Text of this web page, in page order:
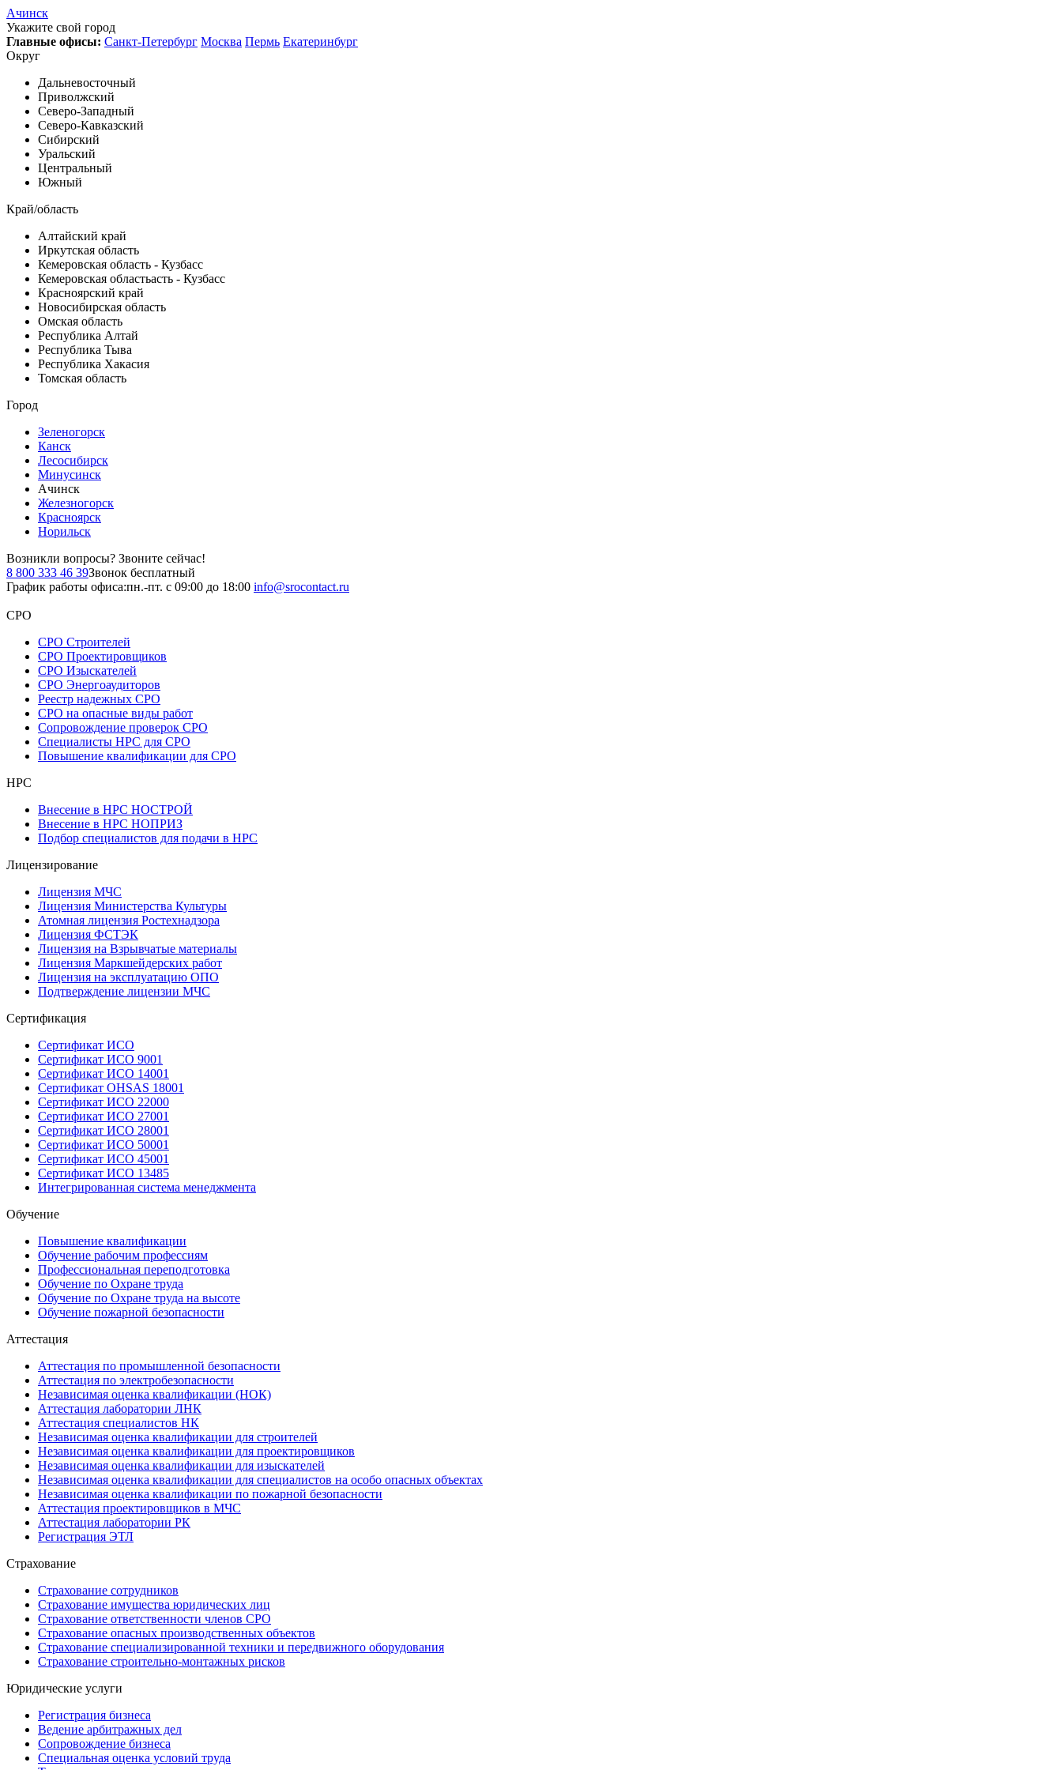
Ачинск
Укажите свой город
Главные офисы: Санкт-Петербург Москва Пермь Екатеринбург
Округ
Дальневосточный
Приволжский
Северо-Западный
Северо-Кавказский
Сибирский
Уральский
Центральный
Южный
Край/область
Алтайский край
Иркутская область
Кемеровская область - Кузбасс
Кемеровская областьасть - Кузбасс
Красноярский край
Новосибирская область
Омская область
Республика Алтай
Республика Тыва
Республика Хакасия
Томская область
Город
Зеленогорск
Канск
Лесосибирск
Минусинск
Ачинск
Железногорск
Красноярск
Норильск
Возникли вопросы? Звоните сейчас!
8 800 333 46 39Звонок бесплатный
График работы офиса:пн.-пт. с 09:00 до 18:00 info@srocontact.ru
СРО
СРО Строителей
СРО Проектировщиков
СРО Изыскателей
СРО Энергоаудиторов
Реестр надежных СРО
СРО на опасные виды работ
Сопровождение проверок СРО
Специалисты НРС для СРО
Повышение квалификации для СРО
НРС
Внесение в НРС НОСТРОЙ
Внесение в НРС НОПРИЗ
Подбор специалистов для подачи в НРС
Лицензирование
Лицензия МЧС
Лицензия Министерства Культуры
Атомная лицензия Ростехнадзора
Лицензия ФСТЭК
Лицензия на Взрывчатые материалы
Лицензия Маркшейдерских работ
Лицензия на эксплуатацию ОПО
Подтверждение лицензии МЧС
Сертификация
Сертификат ИСО
Сертификат ИСО 9001
Сертификат ИСО 14001
Сертификат OHSAS 18001
Сертификат ИСО 22000
Сертификат ИСО 27001
Сертификат ИСО 28001
Сертификат ИСО 50001
Сертификат ИСО 45001
Сертификат ИСО 13485
Интегрированная система менеджмента
Обучение
Повышение квалификации
Обучение рабочим профессиям
Профессиональная переподготовка
Обучение по Охране труда
Обучение по Охране труда на высоте
Обучение пожарной безопасности
Аттестация
Аттестация по промышленной безопасности
Аттестация по электробезопасности
Независимая оценка квалификации (НОК)
Аттестация лаборатории ЛНК
Аттестация специалистов НК
Независимая оценка квалификации для строителей
Независимая оценка квалификации для проектировщиков
Независимая оценка квалификации для изыскателей
Независимая оценка квалификации для специалистов на особо опасных объектах
Независимая оценка квалификации по пожарной безопасности
Аттестация проектировщиков в МЧС
Аттестация лаборатории РК
Регистрация ЭТЛ
Страхование
Страхование сотрудников
Страхование имущества юридических лиц
Страхование ответственности членов СРО
Страхование опасных производственных объектов
Страхование специализированной техники и передвижного оборудования
Страхование строительно-монтажных рисков
Юридические услуги
Регистрация бизнеса
Ведение арбитражных дел
Сопровождение бизнеса
Специальная оценка условий труда